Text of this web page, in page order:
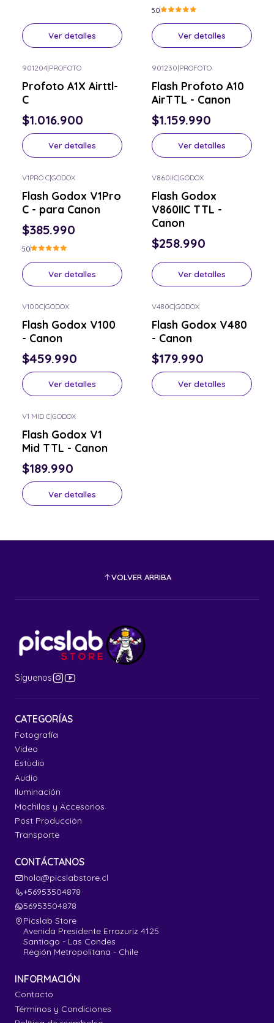
Ver detalles
5.0
Ver detalles
901204|PROFOTO
Profoto A1X Airttl-
C
$1.016.900
Ver detalles
901230|PROFOTO
Flash Profoto A10
AirTTL - Canon
$1.159.990
Ver detalles
V1PRO C|GODOX
Flash Godox V1Pro
C - para Canon
$385.990
5.0
Ver detalles
V860IIC|GODOX
Flash Godox
V860IIC TTL -
Canon
$258.990
Ver detalles
V100C|GODOX
Flash Godox V100
- Canon
$459.990
Ver detalles
V480C|GODOX
Flash Godox V480
- Canon
$179.990
Ver detalles
V1 MID C|GODOX
Flash Godox V1
Mid TTL - Canon
$189.990
Ver detalles
VOLVER ARRIBA
Síguenos
CATEGORÍAS
Fotografía
Video
Estudio
Audio
Iluminación
Mochilas y Accesorios
Post Producción
Transporte
CONTÁCTANOS
hola@picslabstore.cl
+56953504878
56953504878
Picslab Store
Avenida Presidente Errazuriz 4125
Santiago - Las Condes
Región Metropolitana - Chile
INFORMACIÓN
Contacto
Términos y Condiciones